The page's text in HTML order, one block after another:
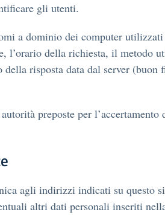
gli utenti.
a dominio dei computer
della richiesta, il metodo
risposta data dal server
preposte per
agli indirizzi indicati su questo
altri dati personali inseriti